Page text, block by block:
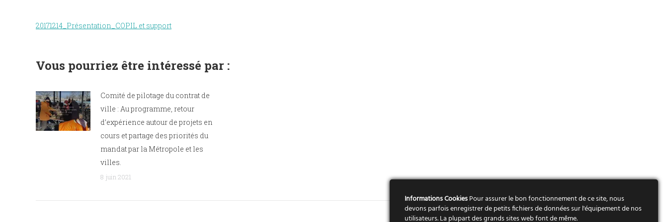
20171214_Présentation_COPIL et support
Vous pourriez être intéressé par :
Comité de pilotage du contrat de
ville : Au programme, retour
d’expérience autour de projets en
cours et partage des priorités du
mandat par la Métropole et les
villes.
8 juin 2021
Informations CookiesPour assurer le bon fonctionnement de ce site, nous
devons parfois enregistrer de petits fichiers de données sur l'équipement de nos
utilisateurs. La plupart des grands sites web font de même.